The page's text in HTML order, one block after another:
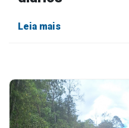
Leia mais